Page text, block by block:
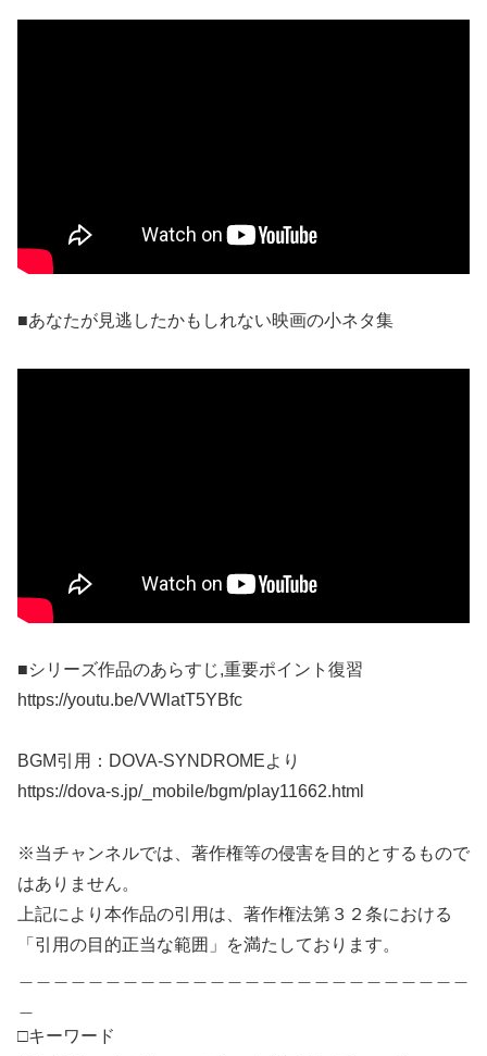
■あなたが見逃したかもしれない映画の小ネタ集
■シリーズ作品のあらすじ,重要ポイント復習
https://youtu.be/VWlatT5YBfc
BGM引用：DOVA-SYNDROMEより
https://dova-s.jp/_mobile/bgm/play11662.html
※当チャンネルでは、著作権等の侵害を目的とするもので
はありません。
上記により本作品の引用は、著作権法第３２条における
「引用の目的正当な範囲」を満たしております。
□キーワード